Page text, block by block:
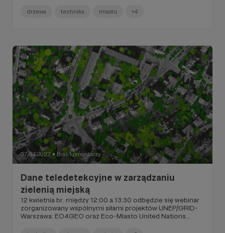
procesie inwestorskim w czasie prac konstrukcyjnych.
mieście.
drzewa technika miasto +4
07.04.2022 ● Brak komentarzy
Dane teledetekcyjne w zarządzaniu
zielenią miejską
12 kwietnia br. między 12:00 a 13:30 odbędzie się webinar
zorganizowany wspólnymi siłami projektów UNEP/GRID-
Warszawa: EO4GEO oraz Eco-Miasto United Nations